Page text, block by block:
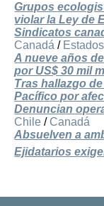
Grupos
violar la Ley de
Sindicatos
Canadá /
A nueve años
por US$ 30 mil
Tras hallazgo
Pacífico por
Denuncian
Chile / Canadá
Absuelven a
Ejidatarios